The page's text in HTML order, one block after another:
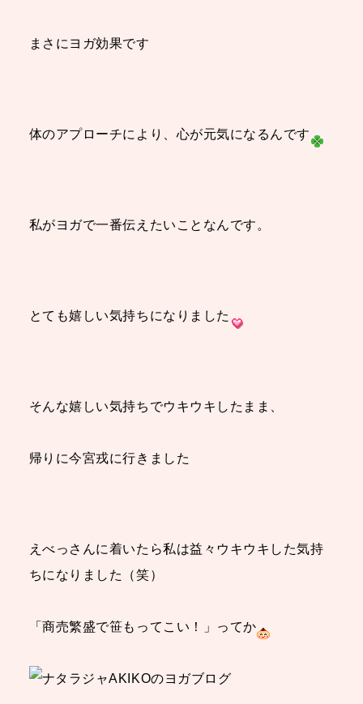
まさにヨガ効果です
体のアプローチにより、心が元気になるんです
私がヨガで一番伝えたいことなんです。
とても嬉しい気持ちになりました
そんな嬉しい気持ちでウキウキしたまま、
帰りに今宮戎に行きました
えべっさんに着いたら私は益々ウキウキした気持
ちになりました（笑）
「商売繁盛で笹もってこい！」ってか